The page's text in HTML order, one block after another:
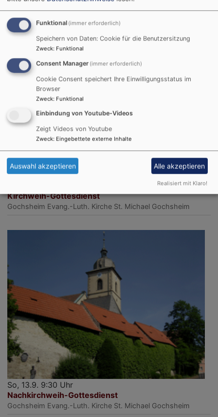
Wir laden ein
Kirchweih-Gottesdienst
Gochsheim Evang.-Luth. Kirche St. Michael Gochsheim
So, 13.9. 9:30 Uhr
Nachkirchweih-Gottesdienst
Gochsheim Evang.-Luth. Kirche St. Michael Gochsheim
Funktional (immer erforderlich)
Speichern von Daten: Cookie für die Benutzersitzung
Zweck: Funktional
Consent Manager (immer erforderlich)
Cookie Consent speichert Ihre Einwilligungsstatus im
Browser
Zweck: Funktional
Einbindung von Youtube-Videos
Zeigt Videos von Youtube
Zweck: Eingebettete externe Inhalte
Auswahl akzeptieren Alle akzeptieren
Realisiert mit Klaro!